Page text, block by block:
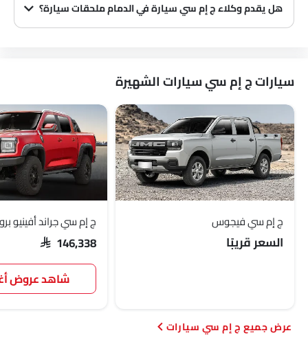
هل يقدم وكلاء ج إم سي سيارة في الدمام ملحقات سيارة؟
سيارات ج إم سي سيارات الشهيرة
ج إم سي فيجوس
السعر قريبًا
ج إم سي جراند أفينيو برو
SAR 146,338
شاهد عروض
ج إم سي سيارات